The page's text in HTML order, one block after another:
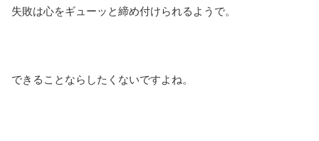
失敗は心をギューッと締め付けられるようで。
できることならしたくないですよね。